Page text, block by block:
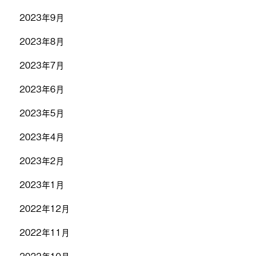
2023年9月
2023年8月
2023年7月
2023年6月
2023年5月
2023年4月
2023年2月
2023年1月
2022年12月
2022年11月